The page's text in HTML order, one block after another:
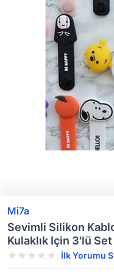
Mi7a
Sevimli Silikon
Kulaklık Için 3'lü Set
İlk Yorumu